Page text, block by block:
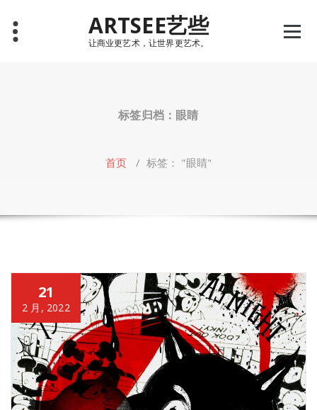
content
ARTSEE艺些
让商业更艺术，让世界更艺术。
标签归档：眼睛
首页 / 标签： "眼睛"
21
2 月, 2022